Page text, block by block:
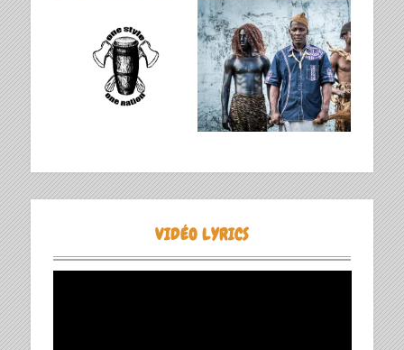
VIDÉO LYRICS